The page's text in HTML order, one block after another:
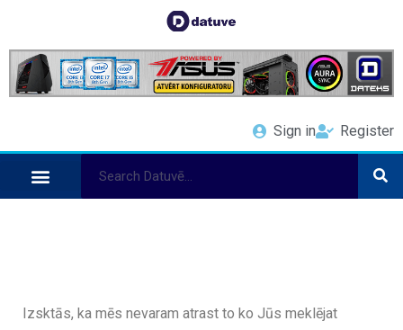
Sign in Register
Izsktās, ka mēs nevaram atrast to ko Jūs meklējat